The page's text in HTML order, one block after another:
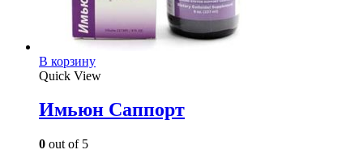
В корзину
Quick View
Имьюн Саппорт
0 out of 5